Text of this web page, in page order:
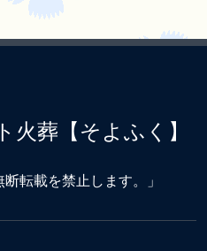
火葬【そよふく】
転載を禁止します。」